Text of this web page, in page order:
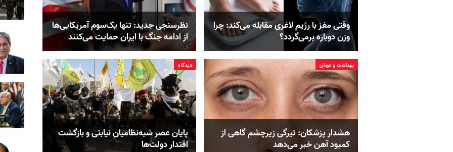
وقتی مغز با رژیم لاغری مقابله می‌کند: چرا
وزن دوباره برمی‌گردد؟
نظرسنجی جدید: تنها یک‌سوم آمریکایی‌ها
از ادامه جنگ با ایران حمایت می‌کنند
بهداشت و درمان
هشدار پزشکان: تیرگی زیرچشم گاهی از
کمبود آهن خبر می‌دهد
دیدگاه
پایان عصر شبه‌نظامیان نیابتی و بازگشت
اقتدار دولت‌ها